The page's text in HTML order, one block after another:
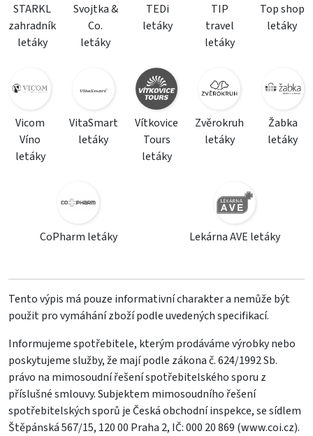
STARKL
zahradník
letáky
Svojtka &
Co.
letáky
TEDi
letáky
TIP
travel
letáky
Top shop
letáky
Vicom
Víno
letáky
VitaSmart
letáky
Vítkovice
Tours
letáky
Zvěrokruh
letáky
Žabka
letáky
CoPharm letáky Lekárna AVE letáky
Tento výpis má pouze informativní charakter a nemůže být
použit pro vymáhání zboží podle uvedených specifikací.
Informujeme spotřebitele, kterým prodáváme výrobky nebo
poskytujeme služby, že mají podle zákona č. 624/1992 Sb.
právo na mimosoudní řešení spotřebitelského sporu z
příslušné smlouvy. Subjektem mimosoudního řešení
spotřebitelských sporů je Česká obchodní inspekce, se sídlem
Štěpánská 567/15, 120 00 Praha 2, IČ: 000 20 869 (www.coi.cz).